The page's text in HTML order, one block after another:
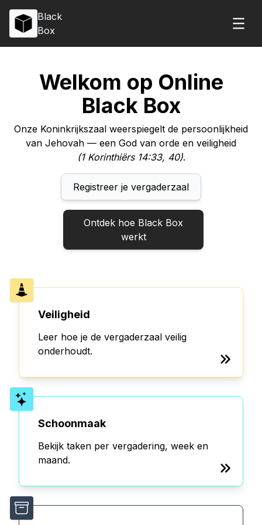
Black
Box
Welkom op Online
Black Box
Onze Koninkrijkszaal weerspiegelt de persoonlijkheid
van Jehovah — een God van orde en veiligheid
(1 Korinthiërs 14:33, 40).
Registreer je vergaderzaal
Ontdek hoe Black Box
werkt
Veiligheid
Leer hoe je de vergaderzaal veilig
onderhoudt.
Schoonmaak
Bekijk taken per vergadering, week en
maand.